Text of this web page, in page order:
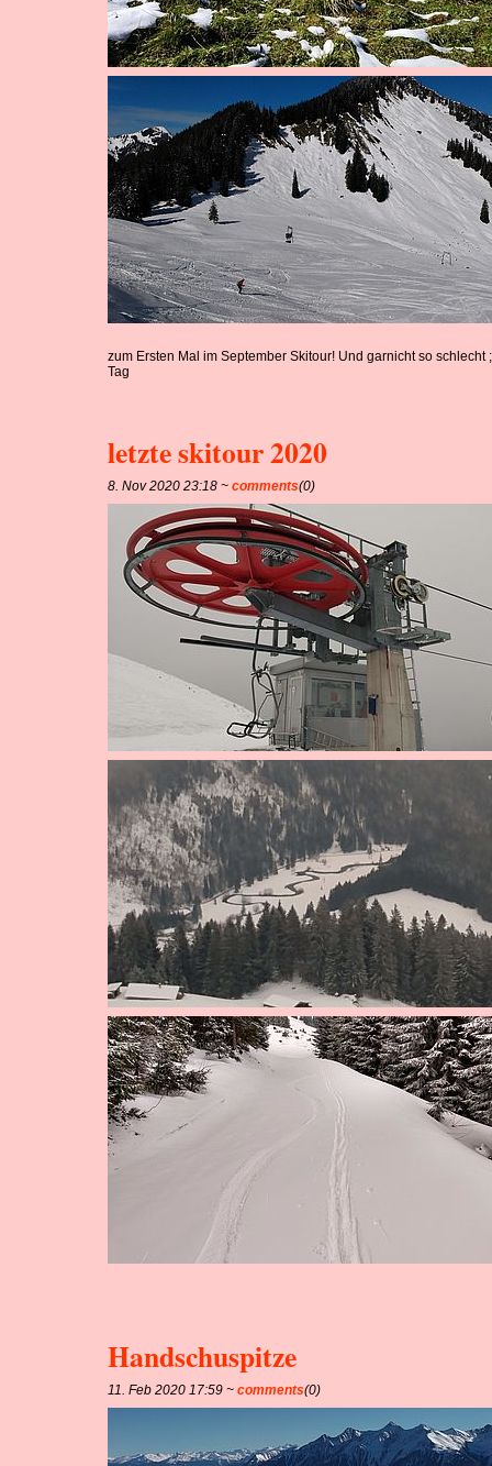
zum Ersten Mal im September Skitour! Und garnicht so
Tag
letzte skitour 2020
8. Nov 2020 23:18 ~comments(0)
Handschuspitze
11. Feb 2020 17:59 ~comments(0)